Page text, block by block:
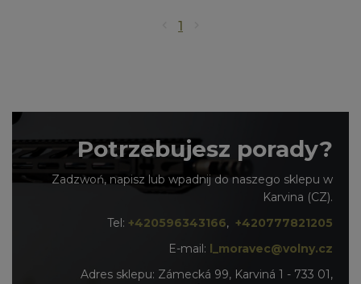
1
Potrzebujesz porady?
Zadzwoń, napisz lub wpadnij do naszego sklepu w
Karvina (CZ).
Tel: +420596343166, +420777821205
E-mail: l_moravec@volny.cz
Adres sklepu: Zámecká 99, Karviná 1 - 733 01,